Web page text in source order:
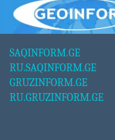
SAQINFORM.GE
RU.SAQINFORM.GE
GRUZINFORM.GE
RU.GRUZINFORM.GE